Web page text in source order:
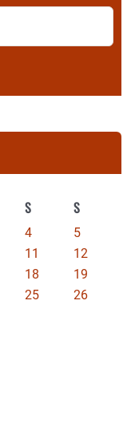
S S
4
5
11
12
18
19
25
26